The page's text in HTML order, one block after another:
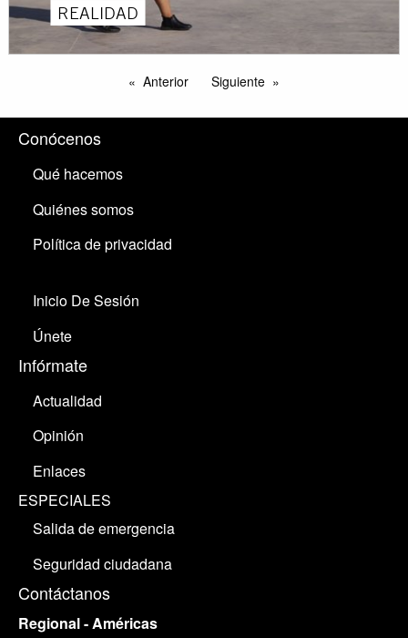
REALIDAD
Anterior Siguiente
Conócenos
Qué hacemos
Quiénes somos
Política de privacidad
Inicio De Sesión
Únete
Infórmate
Actualidad
Opinión
Enlaces
ESPECIALES
Salida de emergencia
Seguridad ciudadana
Contáctanos
Regional - Américas